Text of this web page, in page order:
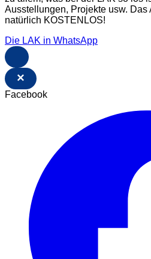
Ausstellungen, Projekte usw. Das
natürlich KOSTENLOS!
Die LAK in WhatsApp
×
Facebook